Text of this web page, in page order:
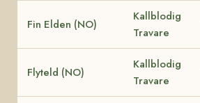
Fin Elden (NO)
Kallblodig
Travare
Flyteld (NO)
Kallblodig
Travare